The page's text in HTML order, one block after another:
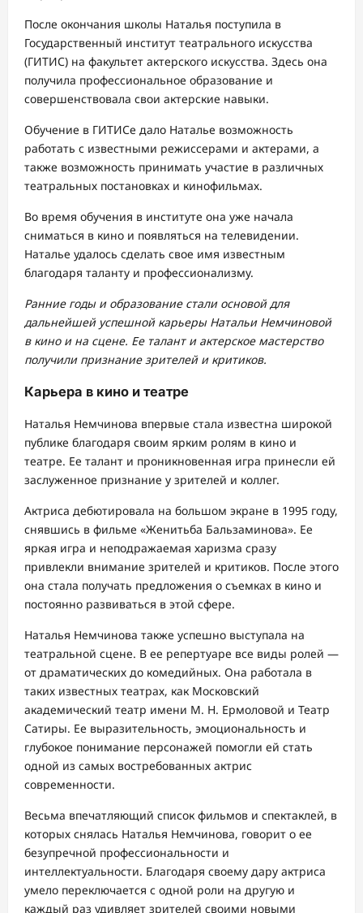
После окончания школы Наталья поступила в
Государственный институт театрального искусства
(ГИТИС) на факультет актерского искусства. Здесь она
получила профессиональное образование и
совершенствовала свои актерские навыки.
Обучение в ГИТИСе дало Наталье возможность
работать с известными режиссерами и актерами, а
также возможность принимать участие в различных
театральных постановках и кинофильмах.
Во время обучения в институте она уже начала
сниматься в кино и появляться на телевидении.
Наталье удалось сделать свое имя известным
благодаря таланту и профессионализму.
Ранние годы и образование стали основой для
дальнейшей успешной карьеры Натальи Немчиновой
в кино и на сцене. Ее талант и актерское мастерство
получили признание зрителей и критиков.
Карьера в кино и театре
Наталья Немчинова впервые стала известна широкой
публике благодаря своим ярким ролям в кино и
театре. Ее талант и проникновенная игра принесли ей
заслуженное признание у зрителей и коллег.
Актриса дебютировала на большом экране в 1995 году,
снявшись в фильме «Женитьба Бальзаминова». Ее
яркая игра и неподражаемая харизма сразу
привлекли внимание зрителей и критиков. После этого
она стала получать предложения о съемках в кино и
постоянно развиваться в этой сфере.
Наталья Немчинова также успешно выступала на
театральной сцене. В ее репертуаре все виды ролей —
от драматических до комедийных. Она работала в
таких известных театрах, как Московский
академический театр имени М. Н. Ермоловой и Театр
Сатиры. Ее выразительность, эмоциональность и
глубокое понимание персонажей помогли ей стать
одной из самых востребованных актрис
современности.
Весьма впечатляющий список фильмов и спектаклей, в
которых снялась Наталья Немчинова, говорит о ее
безупречной профессиональности и
интеллектуальности. Благодаря своему дару актриса
умело переключается с одной роли на другую и
каждый раз удивляет зрителей своими новыми